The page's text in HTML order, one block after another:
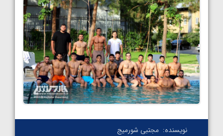
نویسنده: مجتبی شورمیج